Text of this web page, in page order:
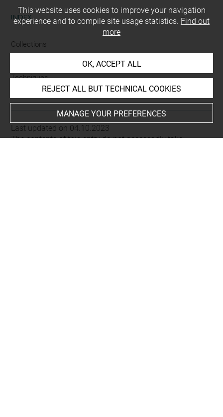
INDEX
Collections
Techniques
mine de plomb
Last updated on 04.10.2023
The contents of this entry do not necessarily take
This website uses cookies to improve your navigation
experience and to compile site usage statistics. Find out
more
OK, ACCEPT ALL
REJECT ALL BUT TECHNICAL COOKIES
MANAGE YOUR PREFERENCES